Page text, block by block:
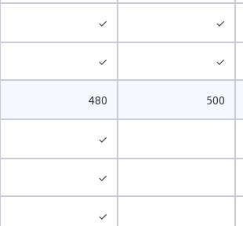
✓
✓
✓
✓
500
480
✓
✓
✓